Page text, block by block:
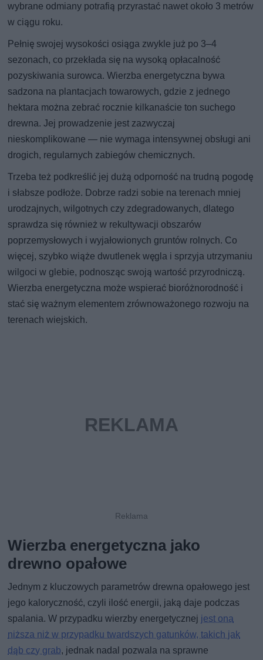
wybrane odmiany potrafią przyrastać nawet około 3 metrów
w ciągu roku.
Pełnię swojej wysokości osiąga zwykle już po 3–4
sezonach, co przekłada się na wysoką opłacalność
pozyskiwania surowca. Wierzba energetyczna bywa
sadzona na plantacjach towarowych, gdzie z jednego
hektara można zebrać rocznie kilkanaście ton suchego
drewna. Jej prowadzenie jest zazwyczaj
nieskomplikowane — nie wymaga intensywnej obsługi ani
drogich, regularnych zabiegów chemicznych.
Trzeba też podkreślić jej dużą odporność na trudną pogodę
i słabsze podłoże. Dobrze radzi sobie na terenach mniej
urodzajnych, wilgotnych czy zdegradowanych, dlatego
sprawdza się również w rekultywacji obszarów
poprzemysłowych i wyjałowionych gruntów rolnych. Co
więcej, szybko wiąże dwutlenek węgla i sprzyja utrzymaniu
wilgoci w glebie, podnosząc swoją wartość przyrodniczą.
Wierzba energetyczna może wspierać bioróżnorodność i
stać się ważnym elementem zrównoważonego rozwoju na
terenach wiejskich.
Wierzba energetyczna jako
drewno opałowe
Jednym z kluczowych parametrów drewna opałowego jest
jego kaloryczność, czyli ilość energii, jaką daje podczas
spalania. W przypadku wierzby energetycznej jest ona
niższa niż w przypadku twardszych gatunków, takich jak
dąb czy grab, jednak nadal pozwala na sprawne